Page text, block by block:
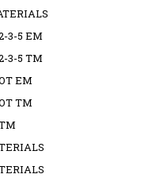
3-5 EM
3-5 TM
EM
TM